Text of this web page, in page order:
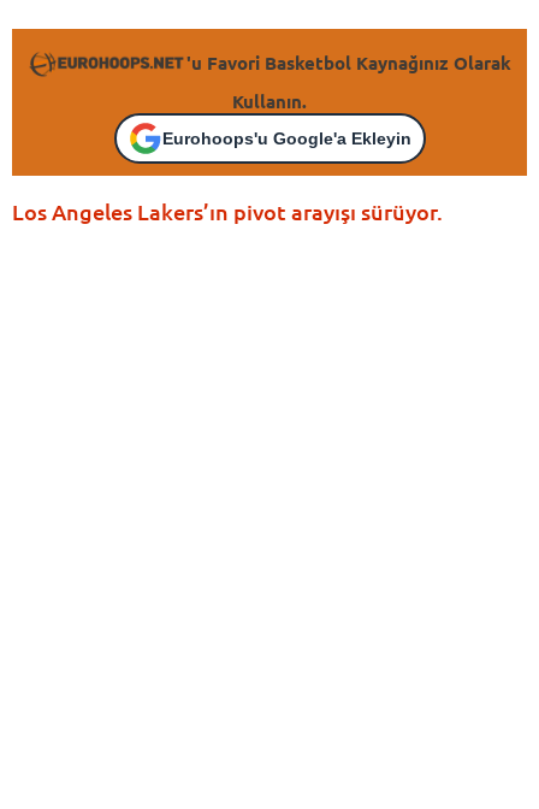
'u Favori Basketbol Kaynağınız Olarak
Kullanın.
Eurohoops'u Google'a Ekleyin
Los Angeles Lakers’ın pivot arayışı sürüyor.